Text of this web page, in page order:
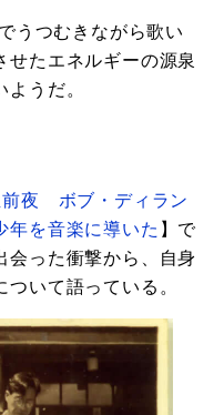
うつむきながら歌い
せたエネルギーの源泉
うだ。
前夜 ボブ・ディラン
年を音楽に導いた 】で
会った衝撃から、自身
いて語っている。